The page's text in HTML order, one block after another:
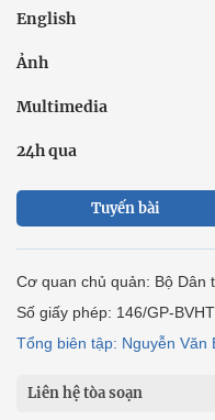
English
Ảnh
Multimedia
24h qua
Tuyến bài
Cơ quan chủ quản: Bộ Dân
Số giấy phép: 146/GP-
Tổng biên tập: Nguyễn Văn
Liên hệ tòa soạn